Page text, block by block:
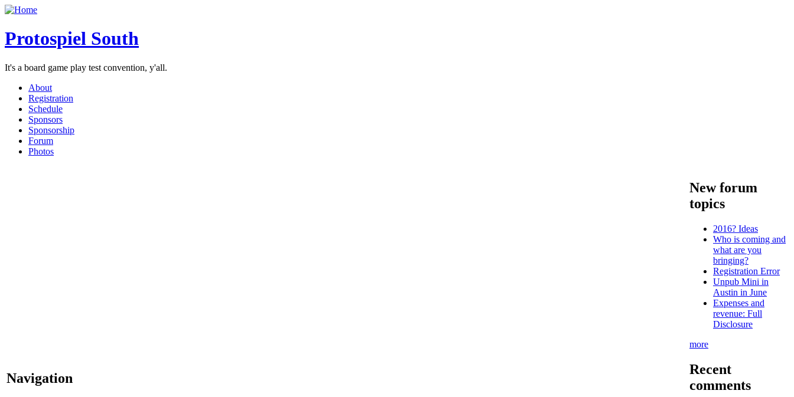
Protospiel South
It's a board game play test convention, y'all.
About
Registration
Schedule
Sponsors
Sponsorship
Forum
Photos
Navigation
New forum
topics
2016? Ideas
Who is coming and
what are you
bringing?
Registration Error
Unpub Mini in
Austin in June
Expenses and
revenue: Full
Disclosure
more
Recent
comments